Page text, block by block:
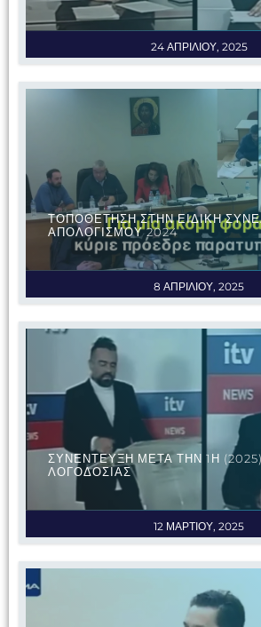
24 ΑΠΡΙΛΙΟΥ, 2025
8 ΑΠΡΙΛΙΟΥ, 2025
ΤΟΠΟΘΕΤΗΣΗ ΣΤΗΝ ΕΙΔΙΚΗ
ΑΠΟΛΟΓΙΣΜΟΥ 2024
12 ΜΑΡΤΙΟΥ, 2025
ΣΥΝΕΝΤΕΥΞΗ ΜΕΤΑ ΤΗΝ 1Η
ΛΟΓΟΔΟΣΙΑΣ